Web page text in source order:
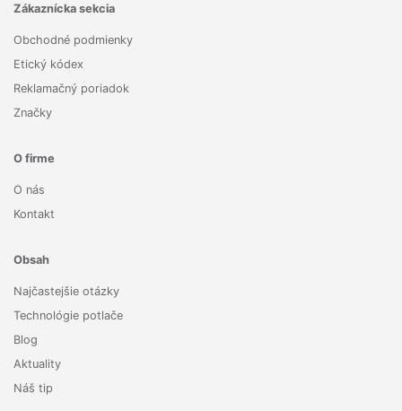
Zákaznícka sekcia
Obchodné podmienky
Etický kódex
Reklamačný poriadok
Značky
O firme
O nás
Kontakt
Obsah
Najčastejšie otázky
Technológie potlače
Blog
Aktuality
Náš tip